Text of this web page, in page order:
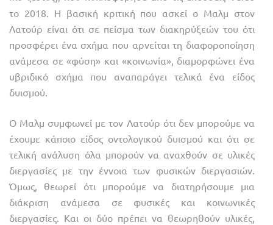
το 2018. Η βασική κριτική που ασκεί ο Μαλμ στον
Λατούρ είναι ότι σε πείσμα των διακηρύξεών του ότι
προσφέρει ένα σχήμα που αρνείται τη διαφοροποίηση
ανάμεσα σε «φύση» και «κοινωνία», διαμορφώνει ένα
υβριδικό σχήμα που αναπαράγει τελικά ένα είδος
δυισμού.
Ο Μαλμ συμφωνεί με τον Λατούρ ότι δεν μπορούμε να
έχουμε κάποιο είδος οντολογικού δυισμού και ότι σε
τελική ανάλυση όλα μπορούν να αναχθούν σε υλικές
διεργασίες με την έννοια των φυσικών διεργασιών.
Όμως, θεωρεί ότι μπορούμε να διατηρήσουμε μια
διάκριση ανάμεσα σε φυσικές και κοινωνικές
διεργασίες. Και οι δύο πρέπει να θεωρηθούν υλικές,